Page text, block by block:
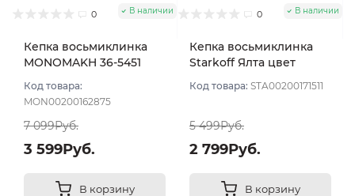
0 В наличии
Кепка восьмиклинка
MONOMAKH 36-5451
размер 58
Код товара:
MON00200162875
7 099Руб.
3 599Руб.
В корзину
0 В наличии
Кепка восьмиклинка
Starkoff Ялта цвет
Код товара: STA00200171511
5 499Руб.
2 799Руб.
В корзину